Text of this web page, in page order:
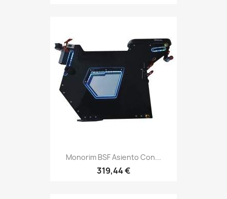
Monorim BSF Asiento Con...
319,44 €